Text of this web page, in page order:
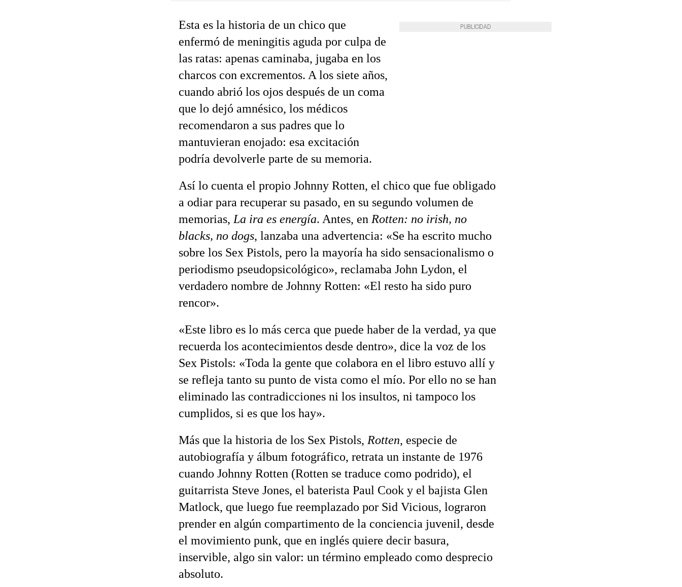
PUBLICIDAD
Esta es la historia de un chico que
enfermó de meningitis aguda por culpa de
las ratas: apenas caminaba, jugaba en los
charcos con excrementos. A los siete años,
cuando abrió los ojos después de un coma
que lo dejó amnésico, los médicos
recomendaron a sus padres que lo
mantuvieran enojado: esa excitación
podría devolverle parte de su memoria.
Así lo cuenta el propio Johnny Rotten, el chico que fue obligado
a odiar para recuperar su pasado, en su segundo volumen de
memorias, La ira es energía. Antes, en Rotten: no irish, no
blacks, no dogs, lanzaba una advertencia: «Se ha escrito mucho
sobre los Sex Pistols, pero la mayoría ha sido sensacionalismo o
periodismo pseudopsicológico», reclamaba John Lydon, el
verdadero nombre de Johnny Rotten: «El resto ha sido puro
rencor».
«Este libro es lo más cerca que puede haber de la verdad, ya que
recuerda los acontecimientos desde dentro», dice la voz de los
Sex Pistols: «Toda la gente que colabora en el libro estuvo allí y
se refleja tanto su punto de vista como el mío. Por ello no se han
eliminado las contradicciones ni los insultos, ni tampoco los
cumplidos, si es que los hay».
Más que la historia de los Sex Pistols, Rotten, especie de
autobiografía y álbum fotográfico, retrata un instante de 1976
cuando Johnny Rotten (Rotten se traduce como podrido), el
guitarrista Steve Jones, el baterista Paul Cook y el bajista Glen
Matlock, que luego fue reemplazado por Sid Vicious, lograron
prender en algún compartimento de la conciencia juvenil, desde
el movimiento punk, que en inglés quiere decir basura,
inservible, algo sin valor: un término empleado como desprecio
absoluto.